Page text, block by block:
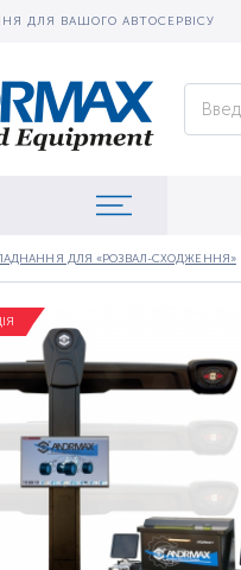
ДЛЯ ВАШОГО АВТОСЕРВІСУ
ДЛЯ «РОЗВАЛ-СХОДЖЕННЯ»